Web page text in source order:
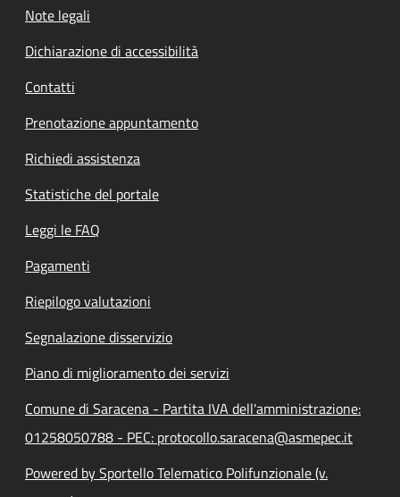
Note legali
Dichiarazione di accessibilità
Contatti
Prenotazione appuntamento
Richiedi assistenza
Statistiche del portale
Leggi le FAQ
Pagamenti
Riepilogo valutazioni
Segnalazione disservizio
Piano di miglioramento dei servizi
Comune di Saracena - Partita IVA dell'amministrazione:
01258050788 - PEC: protocollo.saracena@asmepec.it
Powered by Sportello Telematico Polifunzionale (v.